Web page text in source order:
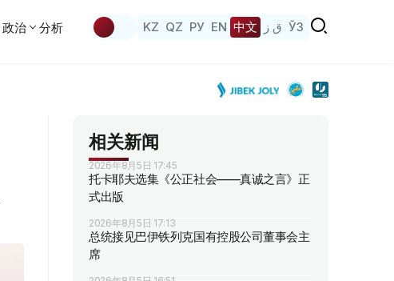
政治 分析 KZ QZ РУ EN 中文 ق ز ЎЗ
相关新闻
2026年8月5日 17:45
托卡耶夫选集《公正社会——真诚之言》正
式出版
2026年8月5日 17:13
总统接见巴伊铁列克国有控股公司董事会主
席